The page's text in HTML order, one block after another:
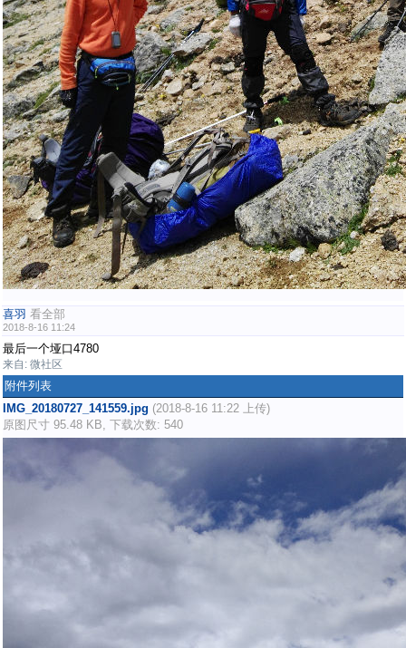
喜羽 看全部
2018-8-16 11:24
最后一个垭口4780
来自: 微社区
附件列表
IMG_20180727_141559.jpg (2018-8-16 11:22 上传)
原图尺寸 95.48 KB, 下载次数: 540